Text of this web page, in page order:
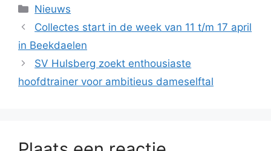
Categorieën
Nieuws
Collectes start in de week van 11 t/m 17 april
in Beekdaelen
SV Hulsberg zoekt enthousiaste
hoofdtrainer voor ambitieus dameselftal